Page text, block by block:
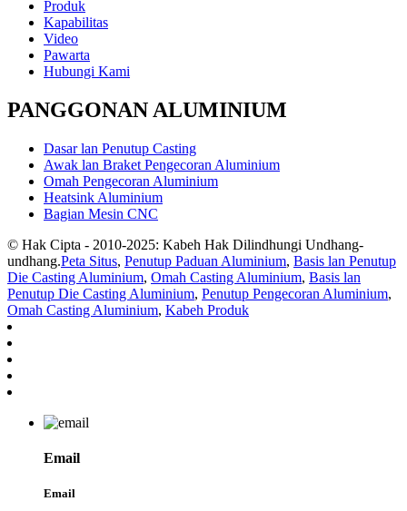
Produk
Kapabilitas
Video
Pawarta
Hubungi Kami
PANGGONAN ALUMINIUM
Dasar lan Penutup Casting
Awak lan Braket Pengecoran Aluminium
Omah Pengecoran Aluminium
Heatsink Aluminium
Bagian Mesin CNC
© Hak Cipta - 2010-2025: Kabeh Hak Dilindhungi Undhang-
undhang.Peta Situs, Penutup Paduan Aluminium, Basis lan Penutup
Die Casting Aluminium, Omah Casting Aluminium, Basis lan
Penutup Die Casting Aluminium, Penutup Pengecoran Aluminium,
Omah Casting Aluminium, Kabeh Produk
Email
Email